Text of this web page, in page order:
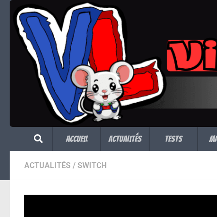
Skip to content
Accueil Actualités Tests
ACTUALITÉS / SWITCH